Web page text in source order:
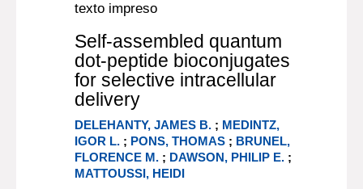
texto impreso
Self-assembled quantum
dot-peptide bioconjugates
for selective intracellular
delivery
DELEHANTY, JAMES B. ; MEDINTZ,
IGOR L. ; PONS, THOMAS ; BRUNEL,
FLORENCE M. ; DAWSON, PHILIP E. ;
MATTOUSSI, HEIDI